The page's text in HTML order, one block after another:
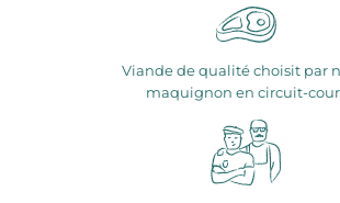
Viande de qualité choisit par
maquignon en circuit-